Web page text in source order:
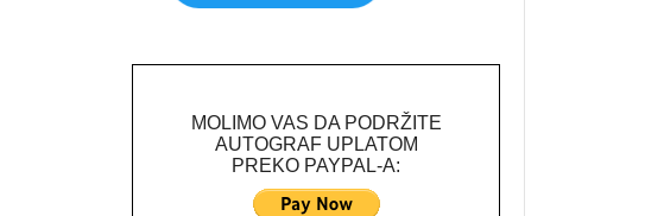
MOLIMO VAS DA PODRŽITE
AUTOGRAF UPLATOM
PREKO PAYPAL-A: